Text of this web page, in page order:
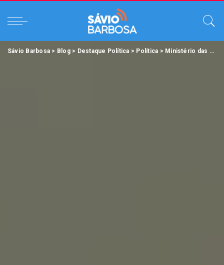
Sávio Barbosa > Blog> Destaque Política > Política > Ministério das Cidades